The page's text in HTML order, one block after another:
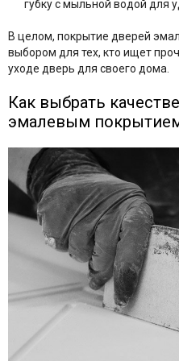
губку с мыльной водой для
В целом, покрытие дверей
выбором для тех, кто ищет
уходе дверь для своего дома.
Как выбрать
эмалевым